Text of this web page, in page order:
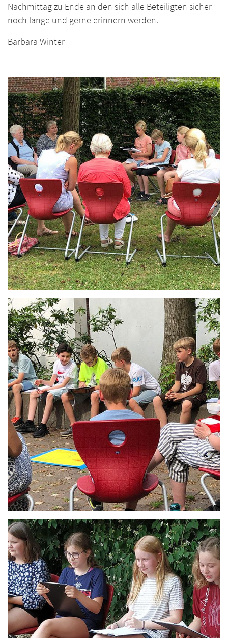
Nachmittag zu Ende an den sich alle Beteiligten sicher
noch lange und gerne erinnern werden.
Barbara Winter